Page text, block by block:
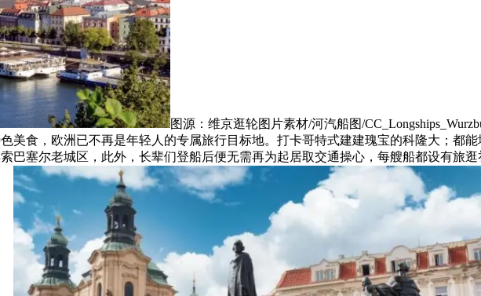
图源：维京逛轮图片素材/河汽船图/
美食，欧洲已不再是年轻人的专属旅行目标地。打卡哥特式建建瑰宝的科隆大；都
巴塞尔老城区，此外，长辈们登船后便无需再为起居取交通操心，每艘船都设有旅